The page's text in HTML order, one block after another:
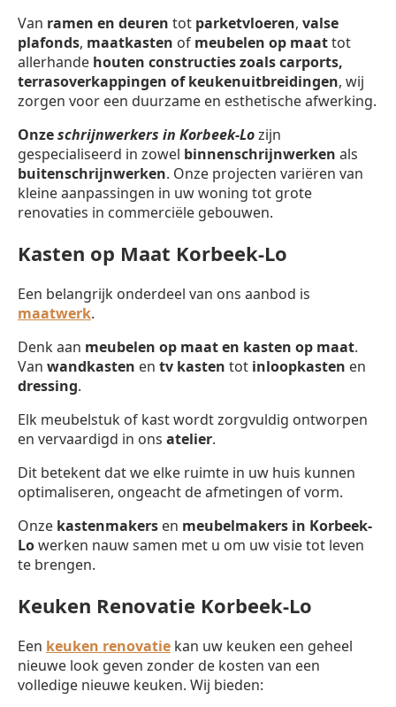
Van ramen en deuren tot parketvloeren, valse
plafonds, maatkasten of meubelen op maattot
allerhande houten constructies zoals carports,
terrasoverkappingen of keukenuitbreidingen, wij
zorgen voor een duurzame en esthetische afwerking.
Onzeschrijnwerkers in Korbeek-Lozijn
gespecialiseerd in zowel binnenschrijnwerken als
buitenschrijnwerken. Onze projecten variëren van
kleine aanpassingen in uw woning tot grote
renovaties in commerciële gebouwen.
Kasten op Maat Korbeek-Lo
Een belangrijk onderdeel van ons aanbod is
maatwerk.
Denk aan meubelen op maat en kasten op maat.
Van wandkasten en tv kasten tot inloopkasten en
dressing.
Elk meubelstuk of kast wordt zorgvuldig ontworpen
en vervaardigd in ons atelier.
Dit betekent dat we elke ruimte in uw huis kunnen
optimaliseren, ongeacht de afmetingen of vorm.
Onze kastenmakers en meubelmakers in Korbeek-
Lowerken nauw samen met u om uw visie tot leven
te brengen.
Keuken Renovatie Korbeek-Lo
Een keuken renovatie kan uw keuken een geheel
nieuwe look geven zonder de kosten van een
volledige nieuwe keuken. Wij bieden: